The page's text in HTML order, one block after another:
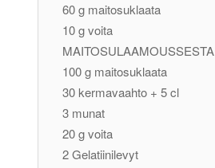
60 g maitosuklaata
10 g voita
MAITOSULAAMOUSSESTA
100 g maitosuklaata
30 kermavaahto + 5 cl
3 munat
20 g voita
2 Gelatiinilevyt